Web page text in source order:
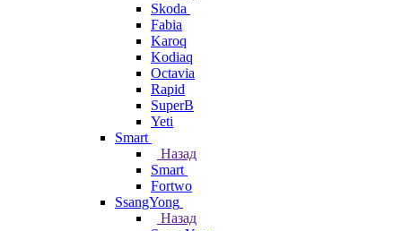
Skoda
Fabia
Karoq
Kodiaq
Octavia
Rapid
SuperB
Yeti
Smart
Назад
Smart
Fortwo
SsangYong
Назад